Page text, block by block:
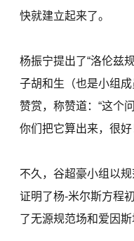
快就建立起来了。
杨振宁提出了“洛伦兹
子胡和生（也是小组
赞赏，称赞道：“这个
你们把它算出来，很好
不久，谷超豪小组以
证明了杨-米尔斯方程
了无源规范场和爱因